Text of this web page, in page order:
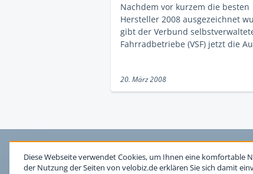
Nachdem vor kurzem die besten
Hersteller 2008 ausgezeichnet
gibt der Verbund
Fahrradbetriebe (VSF) jetzt die
20. März 2008
Diese Webseite verwendet Cookies, um Ihnen eine komfortable
der Nutzung der Seiten von velobiz.de erklären Sie sich damit